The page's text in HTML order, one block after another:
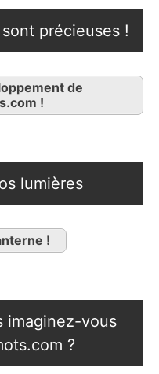
précieuses !
de
!
lumières
!
imaginez-vous
?